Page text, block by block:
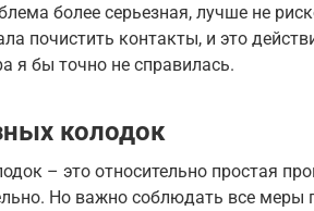
более серьезная, лучше не
почистить контакты, и это
я бы точно не справилась.
колодок
– это относительно простая
Но важно соблюдать все меры